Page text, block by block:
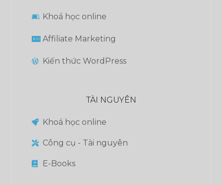
Khoá học online
Affiliate Marketing
Kiến thức WordPress
TÀI NGUYÊN
Khoá học online
Công cụ - Tài nguyên
E-Books